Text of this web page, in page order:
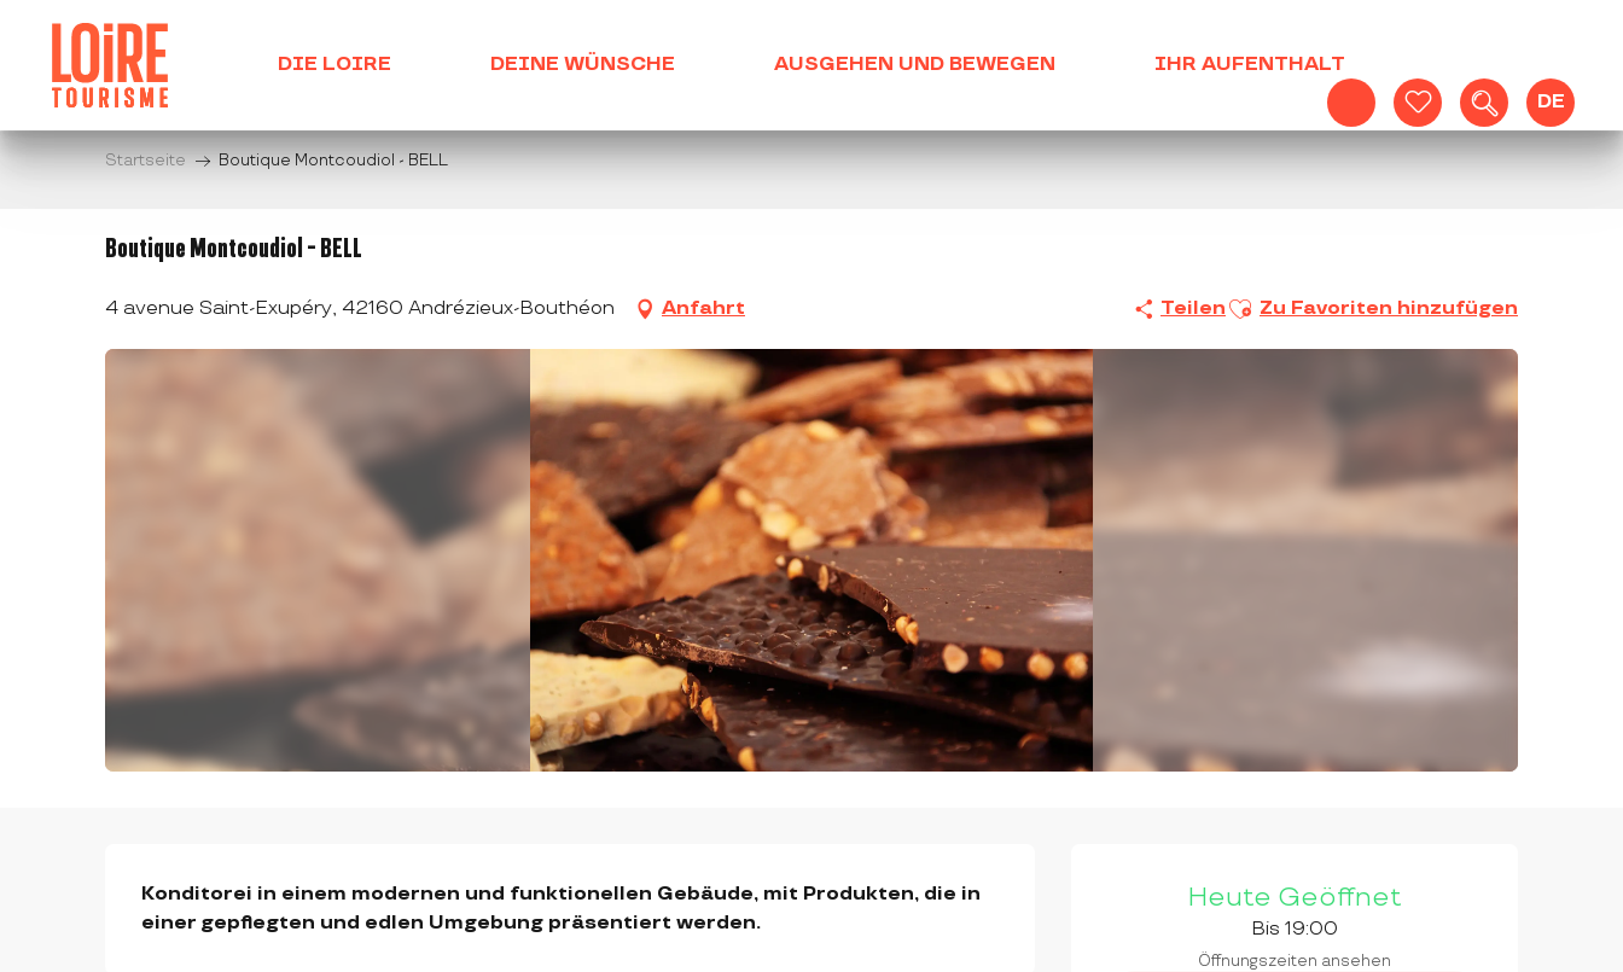
contenu
principal
Voir les favoris
Suche
DE
DIE LOIRE DEINE WÜNSCHE AUSGEHEN UND BEWEGEN IHR AUFENTHALT
Startseite Boutique Montcoudiol - BELL
Boutique Montcoudiol - BELL
4 avenue Saint-Exupéry, 42160 Andrézieux-Bouthéon Anfahrt Teilen Ajouter aux favoris
Zu Favoriten hinzufügen
ÖFFNUNGSZEITEN &
Heute Geöffnet
Bis 19:00
Öffnungszeiten ansehen
BESCHREIBUNG
Konditorei in einem modernen und funktionellen Gebäude, mit Produkten, die in
einer gepflegten und edlen Umgebung präsentiert werden.